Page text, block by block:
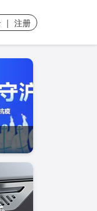
| 注册